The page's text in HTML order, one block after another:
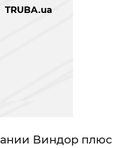
TRUBA.ua
Виндор плюс